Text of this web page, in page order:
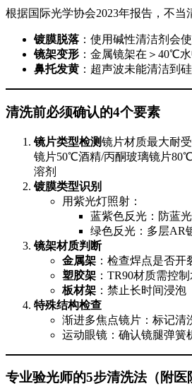
根据国际光学协会2023年报告，不当
镀膜脱落 ：使用碱性清洁剂会
镜架变形 ：金属镜架在＞40℃
鼻托发黄 ：超声波未能清洁到
清洗前必须确认的4个要素
镜片类型检测镜片材质最大耐
镜片50℃酒精/丙酮玻璃镜片
溶剂
镀膜类型识别
用紫光灯照射：
蓝紫色反光：防蓝
绿色反光：多层AR
镜架材质判断
金属架 ：检查焊点是否开
塑胶架 ：TR90材质需控
板材架 ：禁止长时间浸泡
特殊结构检查
渐进多焦点镜片：标记清
运动眼镜：确认镜腿弹簧
专业验光师的5步清洗法（附医